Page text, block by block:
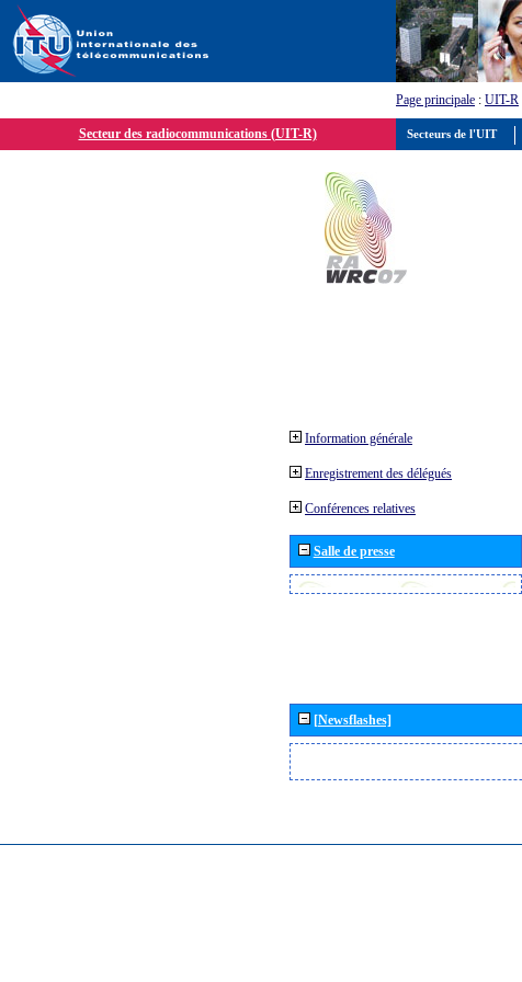
Page principale : UIT-R
Secteur des radiocommunications (UIT-R)
Information générale
Enregistrement des délégués
Conférences relatives
Salle de presse
[Newsflashes]
Secteurs de l'UIT